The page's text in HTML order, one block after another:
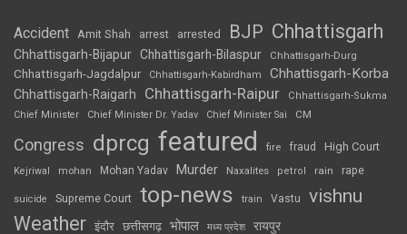
Accident Amit Shah arrest arrested BJP Chhattisgarh
Chhattisgarh-Bijapur Chhattisgarh-Bilaspur Chhattisgarh-Durg
Chhattisgarh-Jagdalpur Chhattisgarh-Kabirdham Chhattisgarh-Korba
Chhattisgarh-Raigarh Chhattisgarh-Raipur
Chhattisgarh-Sukma
Chief Minister
Chief Minister Dr. Yadav Chief Minister Sai CM
Congress dprcg featured fire fraud High Court
Kejriwal mohan Mohan Yadav Murder Naxalites petrol rain rape
suicide Supreme Court top-news train Vastu vishnu
Weather इंदौर छत्तीसगढ़ भोपाल मध्य प्रदेश रायपुर